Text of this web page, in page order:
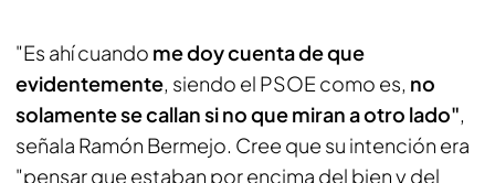
"Es ahí cuando me doy cuenta de que
evidentemente, siendo el PSOE como es, no
solamente se callan si no que miran a otro lado",
señala Ramón Bermejo. Cree que su intención era
"pensar que estaban por encima del bien y del